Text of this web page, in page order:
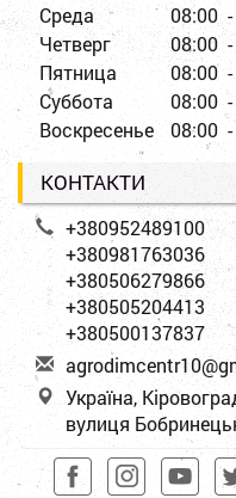
Среда
08:00
Четверг
08:00
Пятница
08:00
Суббота
08:00
Воскресенье
08:00
КОНТАКТИ
+380952489100
+380981763036
+380506279866
+380505204413
+380500137837
agrodimcentr10@g
Україна,
вулиця